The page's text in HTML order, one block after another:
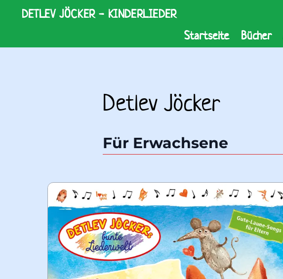
DETLEV JÖCKER - KINDERLIEDER
Startseite
Bücher
Detlev Jöcker
Für Erwachsene